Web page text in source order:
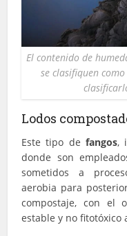
El contenido de
se clasifiquen como
Lodos
Este tipo de fangos,
donde son
sometidos a
aerobia para
compostaje, con el
estable y no fitotóxico